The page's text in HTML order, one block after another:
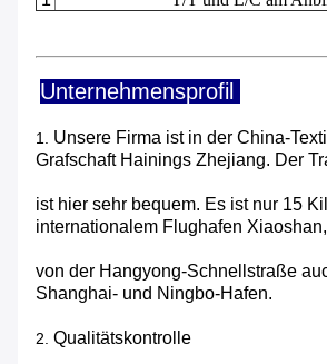
Unternehmensprofil
1. Unsere Firma ist in der China-
Grafschaft Hainings Zhejiang. Der
ist hier sehr bequem. Es ist nur 15
internationalem Flughafen
von der Hangyong-Schnellstraße
Shanghai- und Ningbo-Hafen.
2. Qualitätskontrolle